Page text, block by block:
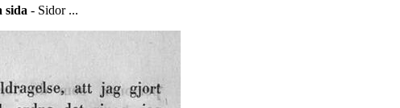
sida - Sidor ...